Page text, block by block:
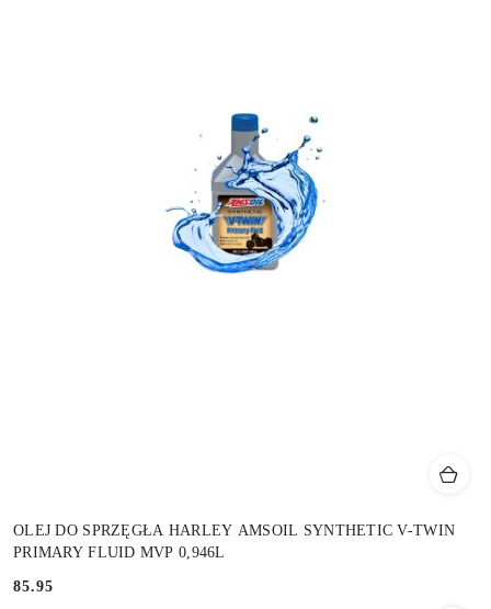
OLEJ DO SPRZĘGŁA HARLEY AMSOIL SYNTHETIC V-TWIN
PRIMARY FLUID MVP 0,946L
Cena:
85.95